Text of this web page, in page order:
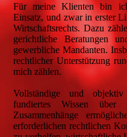
Für meine Klienten bin
Einsatz, und zwar in erster
Wirtschaftsrechts. Dazu
gerichtliche Beratungen
gewerbliche Mandanten.
rechtlicher Unterstützung
mich zählen.
Vollständige und
fundiertes Wissen über
Zusammenhänge
erforderlichen rechtlichen